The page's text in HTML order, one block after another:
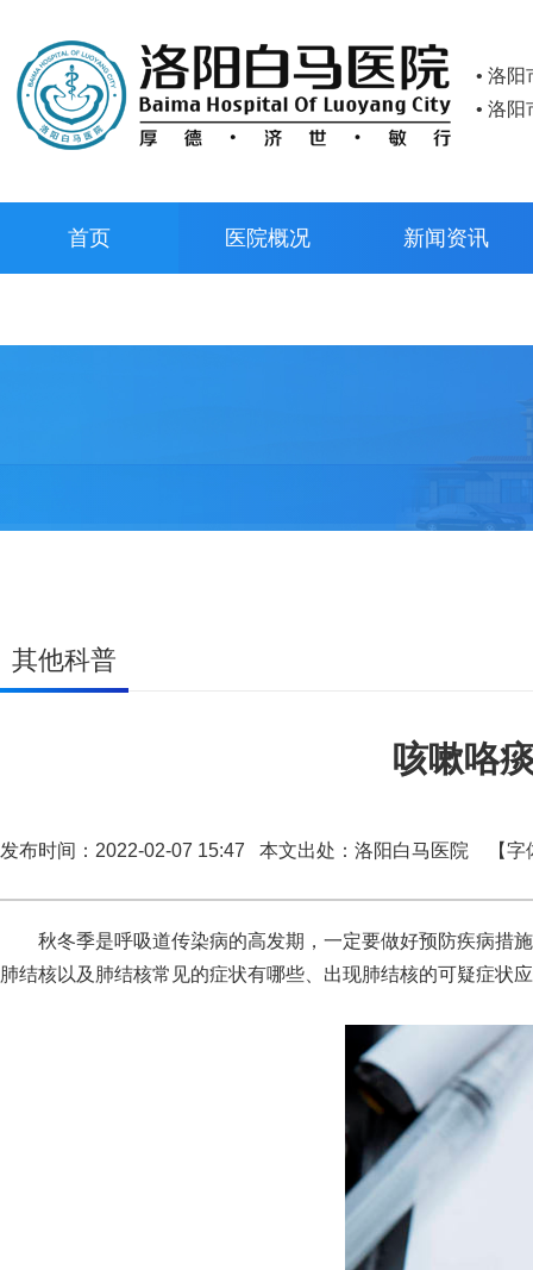
• 洛
• 洛
首页 医院概况 新闻资讯
其他科普
咳嗽咯
发布时间：2022-02-07 15:47 本文出处：洛阳白马医院 【
秋冬季是呼吸道传染病的高发期，一定要做好预防疾病措施
肺结核以及肺结核常见的症状有哪些、出现肺结核的可疑症状